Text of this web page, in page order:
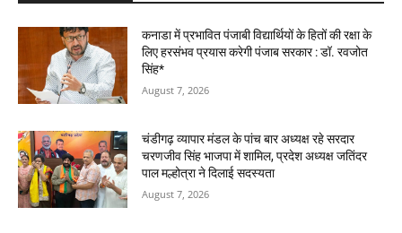
कनाडा में प्रभावित पंजाबी विद्यार्थियों के हितों की रक्षा के
लिए हरसंभव प्रयास करेगी पंजाब सरकार : डॉ. रवजोत
सिंह*
August 7, 2026
चंडीगढ़ व्यापार मंडल के पांच बार अध्यक्ष रहे सरदार
चरणजीव सिंह भाजपा में शामिल, प्रदेश अध्यक्ष जतिंदर
पाल मल्होत्रा ने दिलाई सदस्यता
August 7, 2026